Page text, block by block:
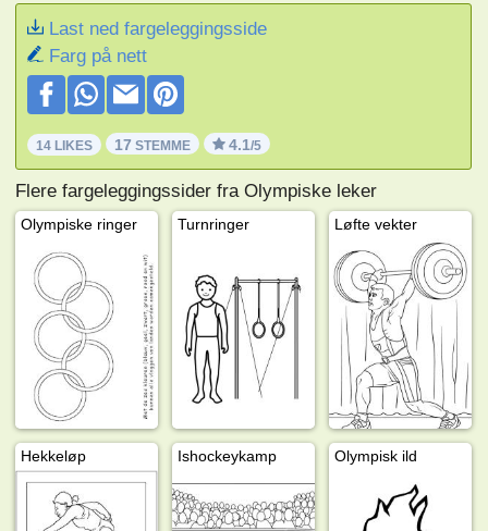
Last ned fargeleggingsside
Farg på nett
14 LIKES 17 STEMME 4.1/5
Flere fargeleggingssider fra Olympiske leker
Olympiske ringer Turnringer Løfte vekter
Hekkeløp Ishockeykamp Olympisk ild